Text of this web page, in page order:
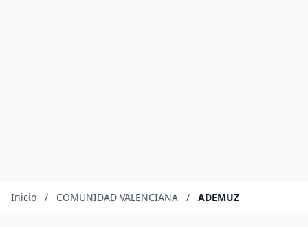
Inicio / COMUNIDAD VALENCIANA / ADEMUZ